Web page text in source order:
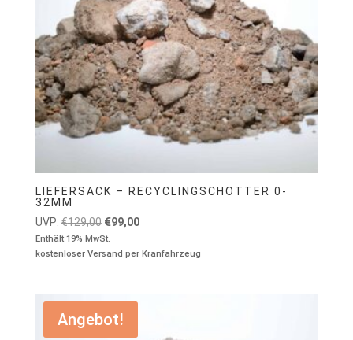
LIEFERSACK – RECYCLINGSCHOTTER 0-
32MM
UVP: €129,00 Ursprünglicher
Preis
war:
€99,00Aktueller
ist:
Enthält 19% MwSt.
kostenloser Versand per Kranfahrzeug
Angebot!